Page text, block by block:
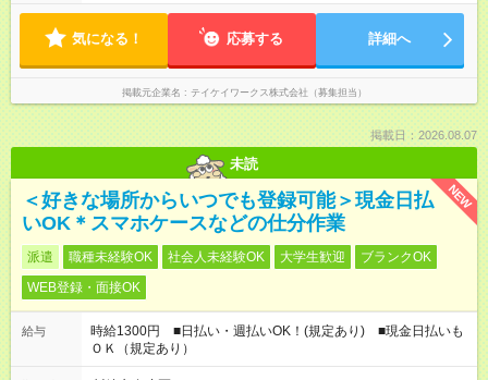
気になる！ 応募する 詳細へ
掲載元企業名 テイケイワークス株式会社（募集担当）
掲載日：2026.08.07
未読
NEW
＜好きな場所からいつでも登録可能＞現金日払
いOK＊スマホケースなどの仕分作業
派遣 職種未経験OK 社会人未経験OK 大学生歓迎
ブランクOK
WEB登録・面接OK
給与
時給1300円 ■日払い・週払いOK！(規定あり) ■現金日払いも
ＯＫ（規定あり）